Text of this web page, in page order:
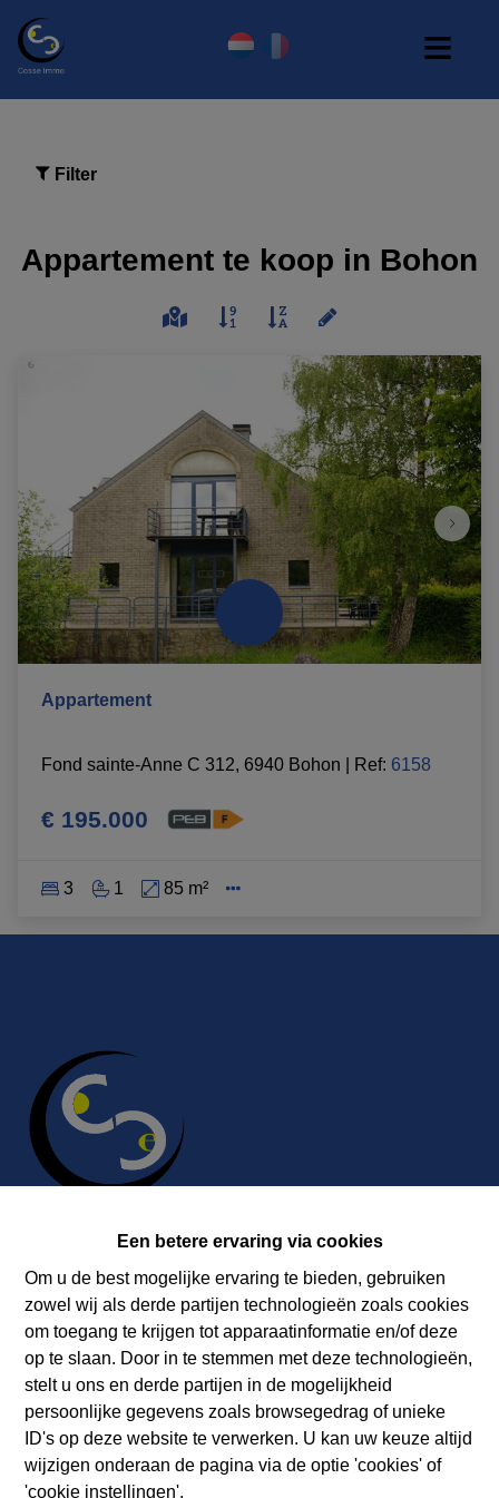
Een betere ervaring via cookies
Om u de best mogelijke ervaring te bieden, gebruiken
zowel wij als derde partijen technologieën zoals cookies
om toegang te krijgen tot apparaatinformatie en/of deze
op te slaan. Door in te stemmen met deze technologieën,
stelt u ons en derde partijen in de mogelijkheid
persoonlijke gegevens zoals browsegedrag of unieke
ID's op deze website te verwerken. U kan uw keuze altijd
wijzigen onderaan de pagina via de optie 'cookies' of
'cookie instellingen'.
Filter
Appartement te koop in Bohon
Appartement
Fond sainte-Anne C 312, 6940 Bohon Ref: 6158
€ 195.000
3 1 85 m²
Contact
Immobilière Cosse
Rue Jean de Bohême 5
ARDENNES 6940 DURBUY
Tel.: +32 86 218080
E-mail:info@cosseimmo.be